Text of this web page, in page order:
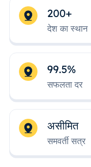
200+
देश का स्थान
99.5%
सफलता दर
असीमित
समवर्ती सत्र